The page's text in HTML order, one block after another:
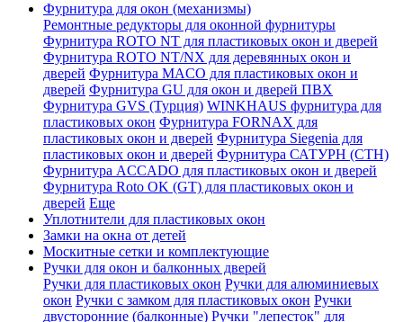
Фурнитура для окон (механизмы)
Ремонтные редукторы для оконной фурнитуры
Фурнитура ROTO NT для пластиковых окон и дверей
Фурнитура ROTO NT/NX для деревянных окон и
дверей Фурнитура MACO для пластиковых окон и
дверей Фурнитура GU для окон и дверей ПВХ
Фурнитура GVS (Турция) WINKHAUS фурнитура для
пластиковых окон Фурнитура FORNAX для
пластиковых окон и дверей Фурнитура Siegenia для
пластиковых окон и дверей Фурнитура САТУРН (СТН)
Фурнитура ACCADO для пластиковых окон и дверей
Фурнитура Roto OK (GT) для пластиковых окон и
дверей Еще
Уплотнители для пластиковых окон
Замки на окна от детей
Москитные сетки и комплектующие
Ручки для окон и балконных дверей
Ручки для пластиковых окон Ручки для алюминиевых
окон Ручки с замком для пластиковых окон Ручки
двусторонние (балконные) Ручки "лепесток" для